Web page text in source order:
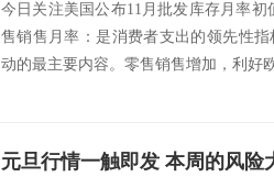
今日关注美国公布11月批发库存月率
售销售月率：是消费者支出的领先性
动的最主要内容。零售销售增加，利好
元旦行情一触即发 本周的风险